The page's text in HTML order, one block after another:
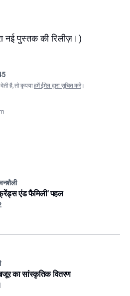
नई पुस्तक की रिलीज़।)
है, तो कृपयाहमें ईमेल द्वारा सूचित करें।
एंड फैमिली' पहल
का सांस्कृतिक वितरण